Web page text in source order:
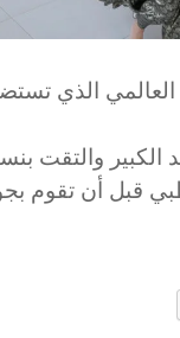
العالمي الذي
الكبير والتقت
قبل أن تقوم